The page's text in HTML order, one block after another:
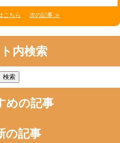
内検索
検索
めの記事
の記事
こちら 次の記事 ≫